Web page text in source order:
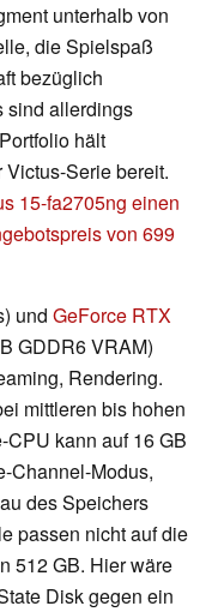
unterhalb von
die Spielspaß
bezüglich
sind allerdings
hält
Serie bereit.
15-fa2705ng einen
von 699
und GeForce RTX
GDDR6 VRAM)
Rendering.
mittleren bis hohen
kann auf 16 GB
Channel-Modus,
des Speichers
passen nicht auf die
512 GB. Hier wäre
Disk gegen ein